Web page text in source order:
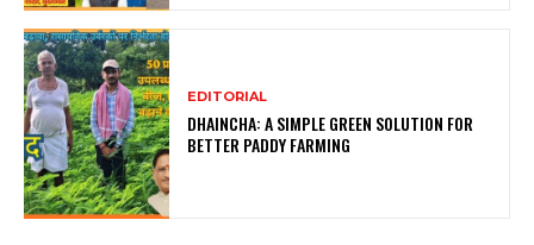
EDITORIAL
DHAINCHA: A SIMPLE GREEN SOLUTION FOR
BETTER PADDY FARMING